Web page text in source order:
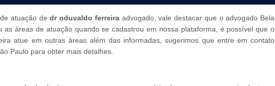
atuação dedr oduvaldo ferreiraadvogado, vale destacar que o advogado Bela
as áreas de atuação quando se cadastrou em nossa plataforma, é possível que o
atue em outras áreas além das informadas, sugerimos que entre em contato
Paulo para obter mais detalhes.